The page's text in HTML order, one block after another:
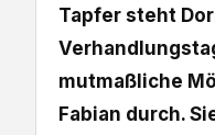
Tapfer steht
mutmaßliche
Fabian durch.